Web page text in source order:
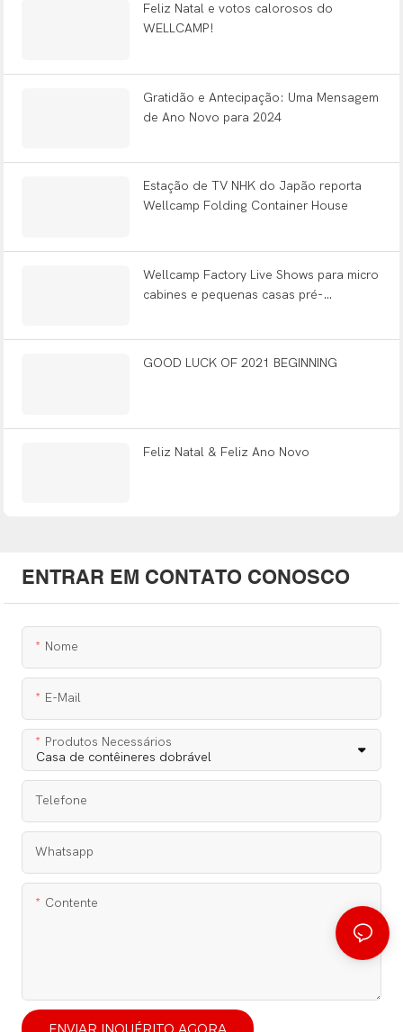
Feliz Natal e votos calorosos do
WELLCAMP!
Gratidão e Antecipação: Uma Mensagem
de Ano Novo para 2024
Estação de TV NHK do Japão reporta
Wellcamp Folding Container House
Wellcamp Factory Live Shows para micro
cabines e pequenas casas pré-
GOOD LUCK OF 2021 BEGINNING
Feliz Natal & Feliz Ano Novo
ENTRAR EM CONTATO CONOSCO
Nome
E-Mail
Produtos Necessários
Telefone
Whatsapp
Contente